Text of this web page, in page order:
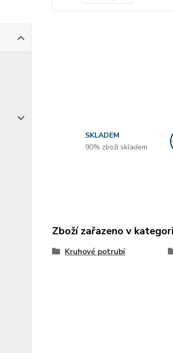
SKLADEM
90% zboží skladem
Zboží zařazeno v
Kruhové potrubí